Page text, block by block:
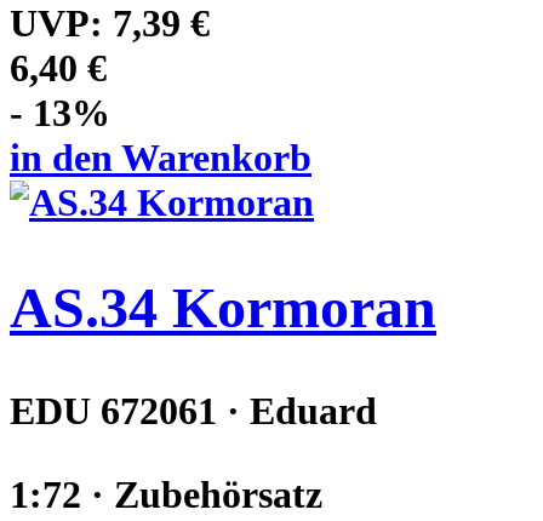
UVP: 7,39 €
6,40 €
- 13%
in den Warenkorb
AS.34 Kormoran
EDU 672061 · Eduard
1:72 · Zubehörsatz